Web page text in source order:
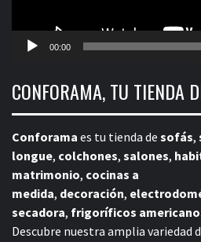
00:00
CONFORAMA, TU TIENDA
Conforama es tu tienda de sofás,
longue, colchones, salones,
matrimonio, cocinas a
medida, decoración,
secadora, frigoríficos
Descubre nuestra amplia variedad